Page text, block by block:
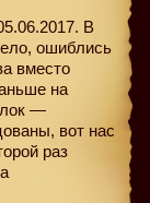
В
ошиблись
вместо
на
—
вот нас
раз